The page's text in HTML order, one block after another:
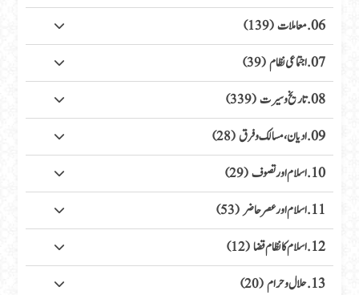
06. معاملات (139)
07. اجتماعی نظام (39)
08. تاریخ وسیرت (339)
09. ادیان، مسالک وفرق (28)
10. اسلام اور تصوف (29)
11. اسلام اور عصر حاضر (53)
12. اسلام کا نظام قضا (12)
13. حلال وحرام (20)